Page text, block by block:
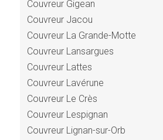
Couvreur Gigean
Couvreur Jacou
Couvreur La Grande-Motte
Couvreur Lansargues
Couvreur Lattes
Couvreur Lavérune
Couvreur Le Crès
Couvreur Lespignan
Couvreur Lignan-sur-Orb